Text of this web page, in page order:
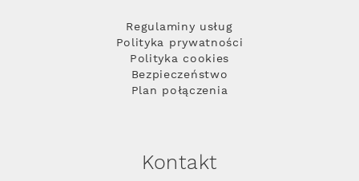
Regulaminy usług
Polityka prywatności
Polityka cookies
Bezpieczeństwo
Plan połączenia
Kontakt